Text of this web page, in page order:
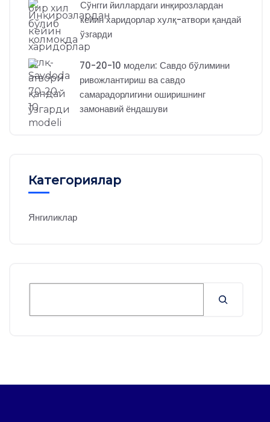
Сўнгги йиллардаги инқирозлардан
кейин харидорлар хулқ-атвори қандай
ўзгарди
70-20-10 модели: Савдо бўлимини
ривожлантириш ва савдо
самарадорлигини оширишнинг
замонавий ёндашуви
Категориялар
Янгиликлар